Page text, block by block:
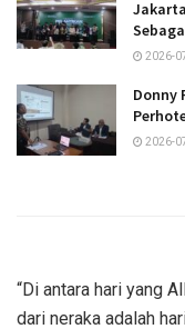
2026-
Donny
2026-
“Di antara hari yang
dari neraka adalah